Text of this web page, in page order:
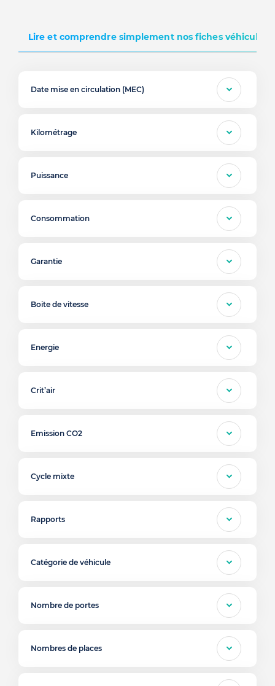
Lire et comprendre simplement nos fiches véhicules
Date mise en circulation (MEC)
Kilométrage
Puissance
Consommation
Garantie
Boite de vitesse
Energie
Crit’air
Emission CO2
Cycle mixte
Rapports
Catégorie de véhicule
Nombre de portes
Nombres de places